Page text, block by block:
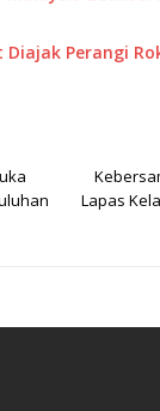
Diajak Perangi
Lapas